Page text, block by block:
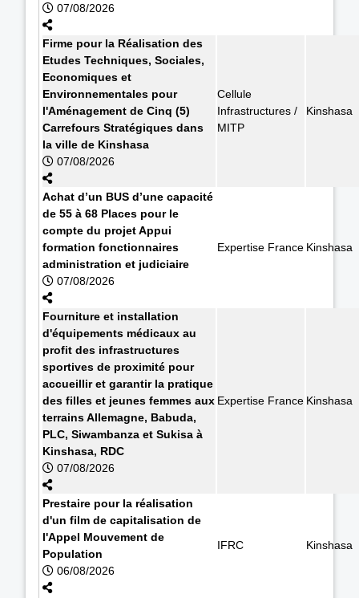
07/08/2026
Firme pour la Réalisation des
Etudes Techniques, Sociales,
Economiques et
Environnementales pour
l'Aménagement de Cinq (5)
Carrefours Stratégiques dans
la ville de Kinshasa
07/08/2026
Cellule
Infrastructures /
MITP
Kinshasa
Achat d’un BUS d’une capacité
de 55 à 68 Places pour le
compte du projet Appui
formation fonctionnaires
administration et judiciaire
07/08/2026
Expertise France Kinshasa
Fourniture et installation
d'équipements médicaux au
profit des infrastructures
sportives de proximité pour
accueillir et garantir la pratique
des filles et jeunes femmes aux
terrains Allemagne, Babuda,
PLC, Siwambanza et Sukisa à
Kinshasa, RDC
07/08/2026
Expertise France Kinshasa
Prestaire pour la réalisation
d'un film de capitalisation de
l'Appel Mouvement de
Population
06/08/2026
IFRC Kinshasa